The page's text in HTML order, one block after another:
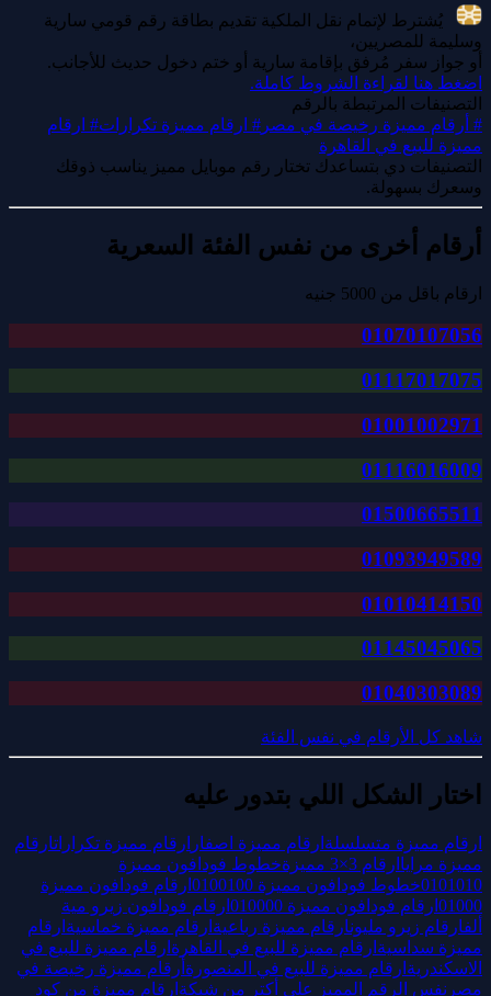
يُشترط لإتمام نقل الملكية تقديم بطاقة رقم قومي سارية
وسليمة للمصريين،
أو جواز سفر مُرفق بإقامة سارية أو ختم دخول حديث للأجانب.
اضغط هنا لقراءة الشروط كاملة.
التصنيفات المرتبطة بالرقم
# أرقام مميزة رخيصة في مصر # ارقام مميزة تكرارات# ارقام
مميزة للبيع في القاهرة
التصنيفات دي بتساعدك تختار رقم موبايل مميز يناسب ذوقك
وسعرك بسهولة.
أرقام أخرى من نفس الفئة السعرية
ارقام باقل من 5000 جنيه
01070107056
01117017075
01001002971
01116016009
01500665511
01093949589
01010414150
01145045065
01040303089
شاهد كل الأرقام في نفس الفئة
اختار الشكل اللي بتدور عليه
ارقام مميزة متسلسلة ارقام مميزة اصفار ارقام مميزة تكراراتارقام
مميزة مرايا ارقام 3×3 مميزة
خطوط فودافون مميزة
0101010خطوط فودافون مميزة 0100100
ارقام فودافون مميزة
01000 ارقام فودافون مميزة 010000
ارقام فودافون زيرو مية
ألفارقام زيرو مليونارقام مميزة رباعية ارقام مميزة خماسية ارقام
مميزة سداسية ارقام مميزة للبيع في القاهرة ارقام مميزة للبيع في
الاسكندرية ارقام مميزة للبيع في المنصورة أرقام مميزة رخيصة في
مصر نفس الرقم المميز على أكتر من شبكة ارقام مميزة من كود